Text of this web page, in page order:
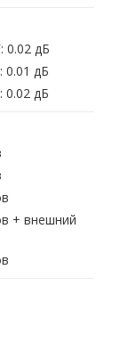
0.02 дБ
0.01 дБ
0.02 дБ
+ внешний